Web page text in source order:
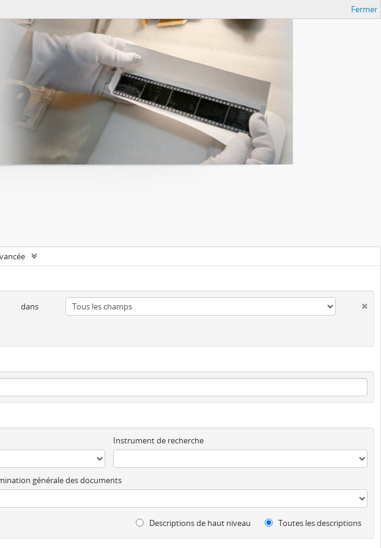
Fermer
dans
Instrument de recherche
générale des documents
Descriptions de haut niveau Toutes les descriptions